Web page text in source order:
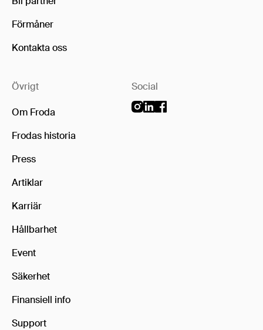
Förmåner
Kontakta oss
Övrigt
Om Froda
Frodas historia
Press
Artiklar
Karriär
Hållbarhet
Event
Säkerhet
Finansiell info
Support
Social